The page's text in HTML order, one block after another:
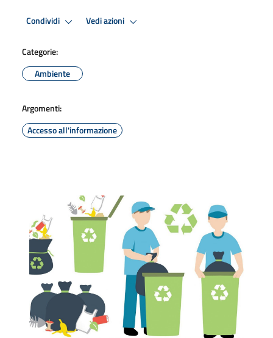
Condividi Vedi azioni
Categorie:
Ambiente
Argomenti:
Accesso all'informazione